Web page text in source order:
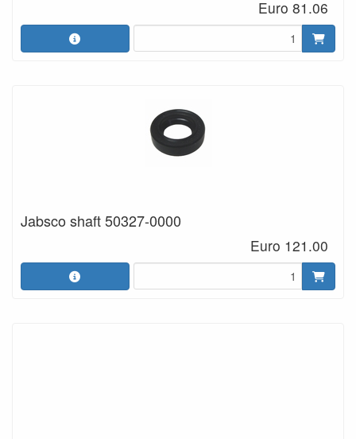
Euro 81.06
Jabsco shaft 50327-0000
Euro 121.00